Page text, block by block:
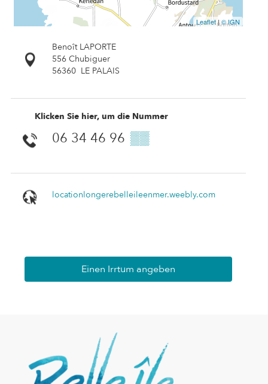
Leaflet|© IGN
Benoît LAPORTE
556 Chubiguer
56360 LE PALAIS
Klicken Sie hier, um die Nummer
06 34 46 96 ▒▒
locationlongerebelleileenmer.weebly.com
Einen Irrtum angeben